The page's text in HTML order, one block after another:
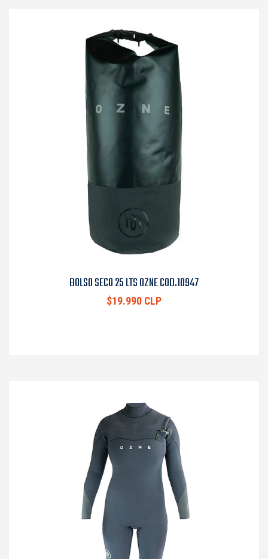
BOLSO SECO 25 LTS OZNE COD.10947
$19.990 CLP